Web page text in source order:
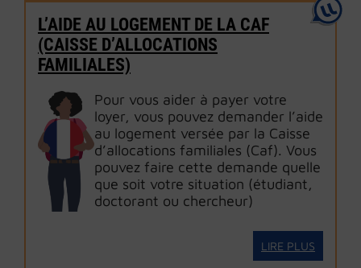
L’AIDE AU LOGEMENT DE LA CAF
(CAISSE D’ALLOCATIONS
FAMILIALES)
Pour vous aider à payer votre
loyer, vous pouvez demander l’aide
au logement versée par la Caisse
d’allocations familiales (Caf). Vous
pouvez faire cette demande quelle
que soit votre situation (étudiant,
doctorant ou chercheur)
LIRE PLUS